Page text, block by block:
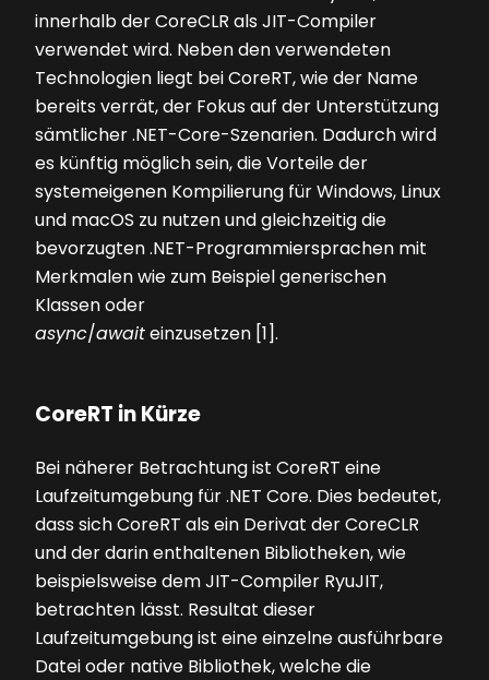
innerhalb der CoreCLR als JIT-Compiler
verwendet wird. Neben den verwendeten
Technologien liegt bei CoreRT, wie der Name
bereits verrät, der Fokus auf der Unterstützung
sämtlicher .NET-Core-Szenarien. Dadurch wird
es künftig möglich sein, die Vorteile der
systemeigenen Kompilierung für Windows, Linux
und macOS zu nutzen und gleichzeitig die
bevorzugten .NET-Programmiersprachen mit
Merkmalen wie zum Beispiel generischen
Klassen oder
async/awaiteinzusetzen [1].
CoreRT in Kürze
Bei näherer Betrachtung ist CoreRT eine
Laufzeitumgebung für .NET Core. Dies bedeutet,
dass sich CoreRT als ein Derivat der CoreCLR
und der darin enthaltenen Bibliotheken, wie
beispielsweise dem JIT-Compiler RyuJIT,
betrachten lässt. Resultat dieser
Laufzeitumgebung ist eine einzelne ausführbare
Datei oder native Bibliothek, welche die